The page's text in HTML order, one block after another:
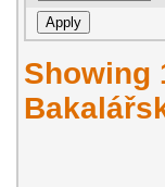
Showing